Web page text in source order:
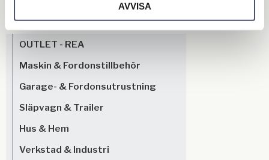
AVVISA
Bli den första att lämna ett omdöme.
OUTLET - REA
Maskin & Fordonstillbehör
Garage- & Fordonsutrustning
Släpvagn & Trailer
Hus & Hem
Verkstad & Industri